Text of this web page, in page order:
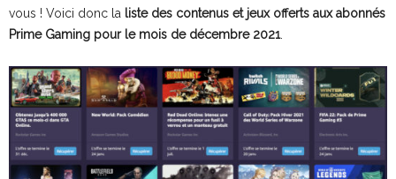
vous ! Voici donc la liste des contenus et jeux offerts aux abonnés
Prime Gaming pour le mois de décembre 2021.